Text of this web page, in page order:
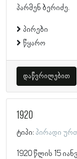
პარმენ ბერიძე.
პირები
წყარო
დაწვრილებით
1920
ტიპი: პირადი
1920 წლის 15